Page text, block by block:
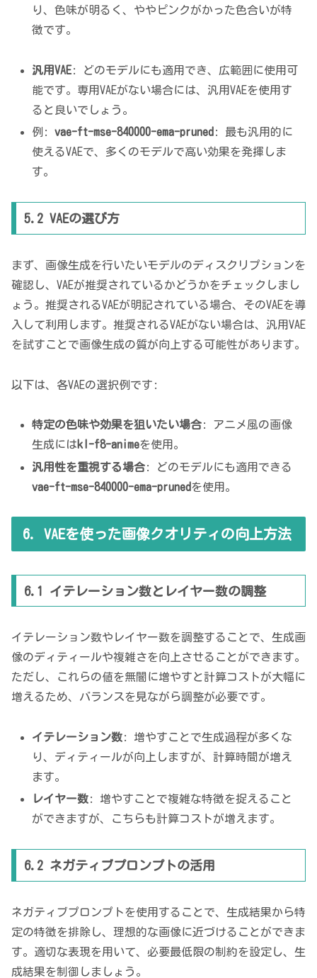
り、色味が明るく、ややピンクがかった色合いが特
徴です。
汎用VAE: どのモデルにも適用でき、広範囲に使用可
能です。専用VAEがない場合には、汎用VAEを使用す
ると良いでしょう。
例:vae-ft-mse-840000-ema-pruned : 最も汎用的に
使えるVAEで、多くのモデルで高い効果を発揮しま
す。
5.2 VAEの選び方
まず、画像生成を行いたいモデルのディスクリプションを
確認し、VAEが推奨されているかどうかをチェックしまし
ょう。推奨されるVAEが明記されている場合、そのVAEを導
入して利用します。推奨されるVAEがない場合は、汎用VAE
を試すことで画像生成の質が向上する可能性があります。
以下は、各VAEの選択例です:
特定の色味や効果を狙いたい場合: アニメ風の画像
生成にはkl-f8-animeを使用。
汎用性を重視する場合: どのモデルにも適用できる
vae-ft-mse-840000-ema-prunedを使用。
6. VAEを使った画像クオリティの向上方法
6.1 イテレーション数とレイヤー数の調整
イテレーション数やレイヤー数を調整することで、生成画
像のディティールや複雑さを向上させることができます。
ただし、これらの値を無闇に増やすと計算コストが大幅に
増えるため、バランスを見ながら調整が必要です。
イテレーション数: 増やすことで生成過程が多くな
り、ディティールが向上しますが、計算時間が増え
ます。
レイヤー数: 増やすことで複雑な特徴を捉えること
ができますが、こちらも計算コストが増えます。
6.2 ネガティブプロンプトの活用
ネガティブプロンプトを使用することで、生成結果から特
定の特徴を排除し、理想的な画像に近づけることができま
す。適切な表現を用いて、必要最低限の制約を設定し、生
成結果を制御しましょう。